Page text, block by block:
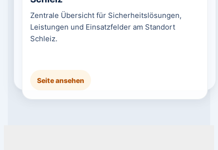
Zentrale Übersicht für Sicherheitslösungen,
Leistungen und Einsatzfelder am Standort
Schleiz.
Seite ansehen